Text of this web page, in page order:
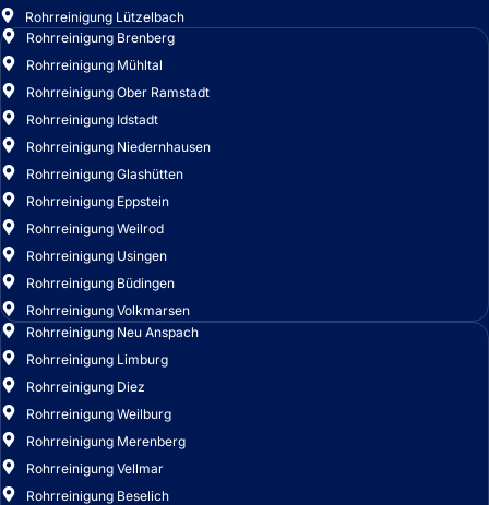
Rohrreinigung Glashütten
Rohrreinigung Eppstein
Rohrreinigung Weilrod
Rohrreinigung Usingen
Rohrreinigung Büdingen
Rohrreinigung Volkmarsen
Rohrreinigung Neu Anspach
Rohrreinigung Limburg
Rohrreinigung Diez
Rohrreinigung Weilburg
Rohrreinigung Merenberg
Rohrreinigung Vellmar
Rohrreinigung Beselich
Rohrreinigung Löhnberg
Rohrreinigung Leun
Rohrreinigung Weilmünster
Rohrreinigung Bad Arolsen